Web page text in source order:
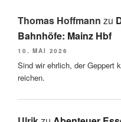
Thomas Hoffmann zu
Bahnhöfe: Mainz Hbf
10. MAI 2026
Sind wir ehrlich, der Geppert
reichen.